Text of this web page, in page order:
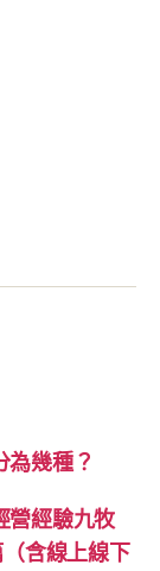
幾種？
營經驗九牧
含線上線下